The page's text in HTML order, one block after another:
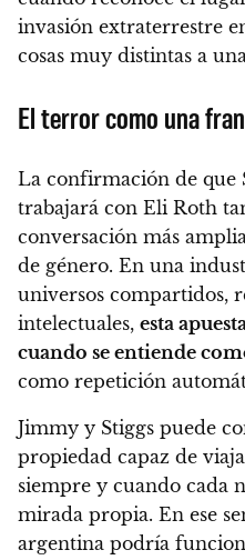
invasión extraterrestre
cosas muy distintas a
El terror como una
La confirmación de que
trabajará con Eli Roth
conversación más
de género. En una
universos compartidos,
intelectuales, esta
cuando se entiende
como repetición
Jimmy y Stiggs puede
propiedad capaz de
siempre y cuando cada
mirada propia. En ese
argentina podría